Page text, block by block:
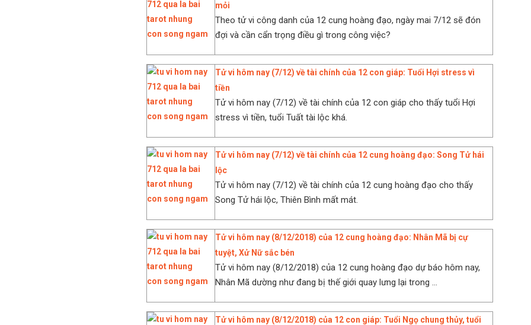
mỏi
Theo tử vi công danh của 12 cung hoàng đạo, ngày mai 7/12 sẽ đón
đợi và cần cẩn trọng điều gì trong công việc?
Tử vi hôm nay (7/12) về tài chính của 12 con giáp: Tuổi Hợi stress vì
tiền
Tử vi hôm nay (7/12) về tài chính của 12 con giáp cho thấy tuổi Hợi
stress vì tiền, tuổi Tuất tài lộc khá.
Tử vi hôm nay (7/12) về tài chính của 12 cung hoàng đạo: Song Tử hái
lộc
Tử vi hôm nay (7/12) về tài chính của 12 cung hoàng đạo cho thấy
Song Tử hái lộc, Thiên Bình mất mát.
Tử vi hôm nay (8/12/2018) của 12 cung hoàng đạo: Nhân Mã bị cự
tuyệt, Xử Nữ sắc bén
Tử vi hôm nay (8/12/2018) của 12 cung hoàng đạo dự báo hôm nay,
Nhân Mã dường như đang bị thế giới quay lưng lại trong ...
Tử vi hôm nay (8/12/2018) của 12 con giáp: Tuổi Ngọ chung thủy, tuổi